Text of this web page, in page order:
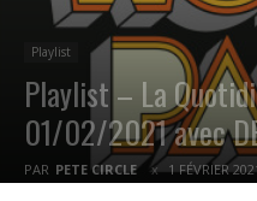
Playlist
Playlist – La
01/02/2021 avec
PAR PETE CIRCLE 1 FÉVRIER